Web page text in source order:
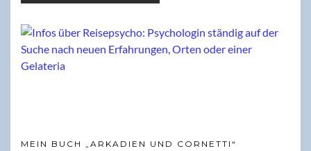
MEIN BUCH „ARKADIEN UND CORNETTI“